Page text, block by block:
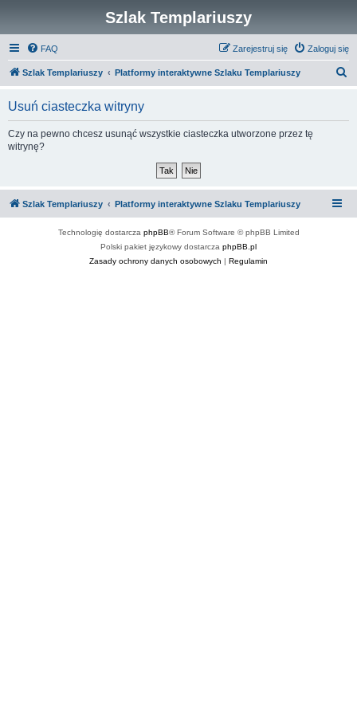
Szlak Templariuszy
FAQ Zaloguj się
Zarejestruj się
Szlak Templariuszy Platformy interaktywne Szlaku Templariuszy
Usuń ciasteczka witryny
Czy na pewno chcesz usunąć wszystkie ciasteczka utworzone przez tę
witrynę?
Szlak Templariuszy Platformy interaktywne Szlaku Templariuszy
Technologię dostarcza phpBB® Forum Software © phpBB Limited
Polski pakiet językowy dostarcza phpBB.pl
Zasady ochrony danych osobowych | Regulamin